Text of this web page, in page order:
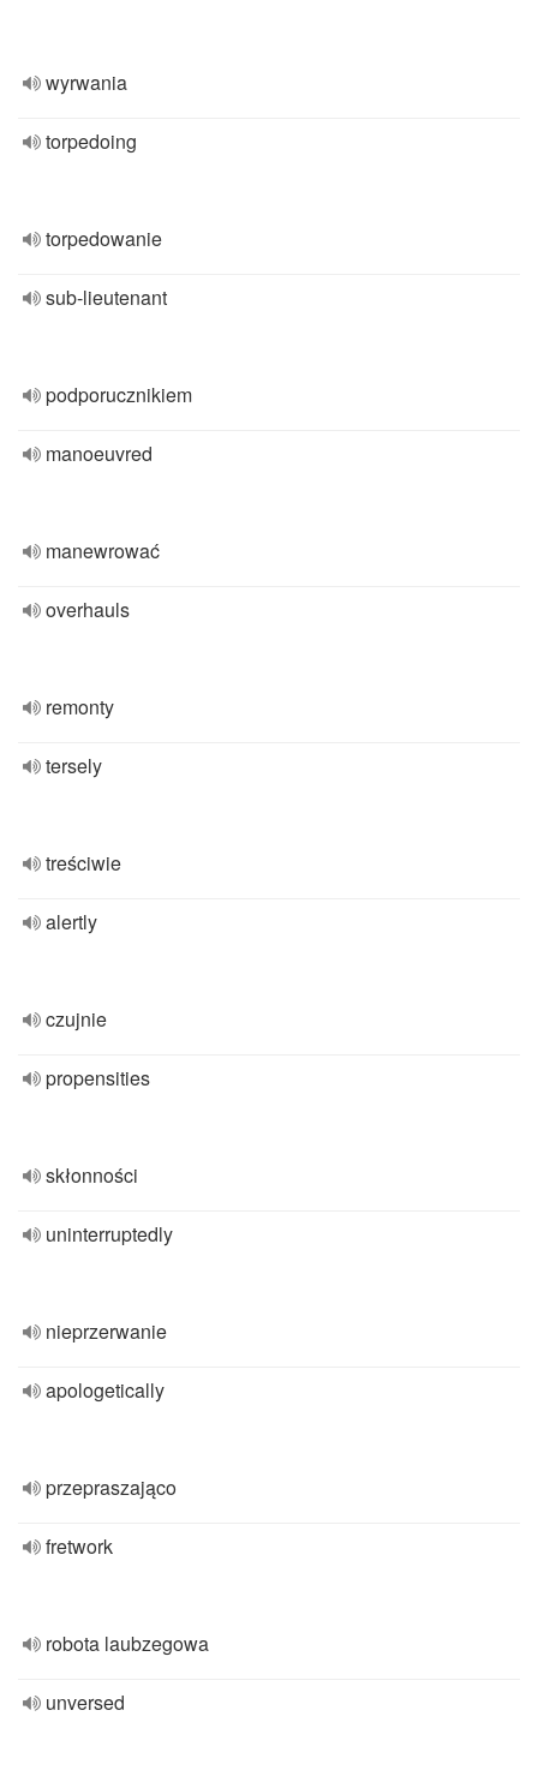
wyrwania
torpedoing
torpedowanie
sub-lieutenant
podporucznikiem
manoeuvred
manewrować
overhauls
remonty
tersely
treściwie
alertly
czujnie
propensities
skłonności
uninterruptedly
nieprzerwanie
apologetically
przepraszająco
fretwork
robota laubzegowa
unversed